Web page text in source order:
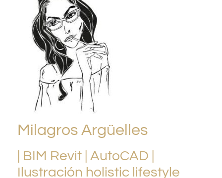
Milagros Argüelles
| BIM Revit | AutoCAD |
Ilustración holistic lifestyle